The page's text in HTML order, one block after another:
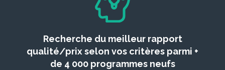
Recherche du meilleur rapport
qualité/prix selon vos critères parmi +
de 4 000 programmes neufs